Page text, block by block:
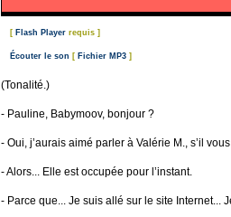
[ Flash Player requis ]
Écouter le son [ Fichier MP3 ]
(Tonalité.)
- Pauline, Babymoov, bonjour ?
- Oui, j’aurais aimé parler à Valérie M., s’il
- Alors... Elle est occupée pour l’instant.
- Parce que... Je suis allé sur le site Internet...